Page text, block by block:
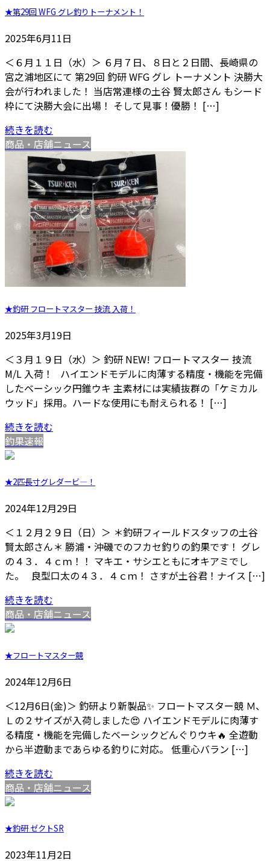
★第29回 WFG グレ釣りトーナメント！
2025年6月11日
＜６月１１日（水）＞ ６月７日、８日と２日間、長崎県の
宮之浦地区にて 第29回 釣研 WFG グレ トーナメント 決勝大
会が行われました！ 当店常連様の土谷 賢太郎さん もシード
枠にて決勝大会に出場！ そして見事！優勝！ […]
続きを読む
商品・店舗ニュース
★釣研 フロートマスター 技流 入荷！
2025年3月19日
＜３月１９日（水）＞ 釣研 NEW! フロートマスター 技流
M/L 入荷！ ハイエンドモデルに肉薄する精度・機能を完備
したベーシック円錐ウキ 主素材には実績抜群の「ケミカル
ウッド」採用。ハードな使用にも耐えられる！ […]
続きを読む
釣果速報
★2匹長寸グレダービ―！
2024年12月29日
＜１２月２９日（日）＞ ＊釣研フィールドスタッフの土谷
賢太郎さん＊ 勝浦・沖磯でのフカセ釣りの釣果です！ グレ
の４３．４ｃｍ！！ マキエ・サシエともにオキアミでし
た。 良型口太の４３．４ｃｍ！ さすが土谷君！ナイス […]
続きを読む
商品・店舗ニュース
★フロートマスター競
2024年12月6日
＜12月6日(金)＞ 釣研より新製品✨ フロートマスター競 Ｍ、
Ｌの２サイズが入荷しました😍 ハイエンドモデルに肉薄す
る精度・機能を完備したベーシックどんぐりウキ🔥 全遊動
から半遊動まであらゆる釣りに対応。 低重心バラン […]
続きを読む
商品・店舗ニュース
★釣研 ゼクトSR
2023年11月2日